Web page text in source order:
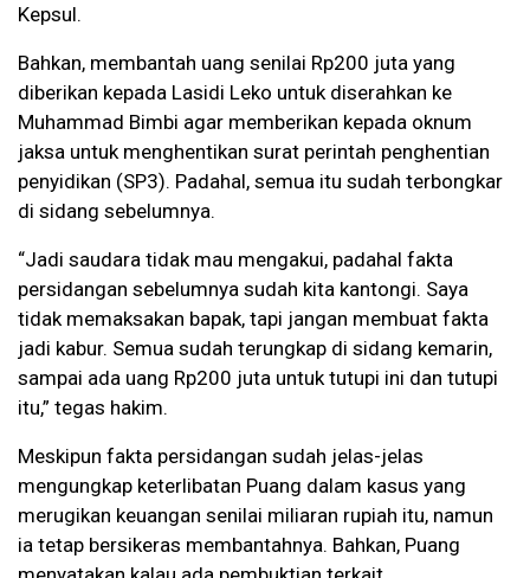
Kepsul.
Bahkan, membantah uang senilai Rp200 juta yang
diberikan kepada Lasidi Leko untuk diserahkan ke
Muhammad Bimbi agar memberikan kepada oknum
jaksa untuk menghentikan surat perintah penghentian
penyidikan (SP3). Padahal, semua itu sudah terbongkar
di sidang sebelumnya.
“Jadi saudara tidak mau mengakui, padahal fakta
persidangan sebelumnya sudah kita kantongi. Saya
tidak memaksakan bapak, tapi jangan membuat fakta
jadi kabur. Semua sudah terungkap di sidang kemarin,
sampai ada uang Rp200 juta untuk tutupi ini dan tutupi
itu,” tegas hakim.
Meskipun fakta persidangan sudah jelas-jelas
mengungkap keterlibatan Puang dalam kasus yang
merugikan keuangan senilai miliaran rupiah itu, namun
ia tetap bersikeras membantahnya. Bahkan, Puang